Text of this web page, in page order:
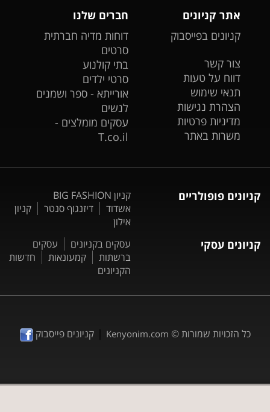
אתר קניונים
קניונים בפייסבוק
צור קשר
דווח על טעות
תנאי שימוש
הצהרת נגישות
מדיניות פרטיות
משרות באתר
חברים שלנו
דוחות מדיה חברתית
סרטים
בתי קולנוע
סרטי ילדים
אורייתא - ספר ושמנים
לנשים
עסקים מומלצים -
T.co.il
קניונים פופולריים
קניון BIG FASHION
אשדוד
דיזנגוף סנטר
קניון
אילון
קניונים עסקי עסקים בקניונים
עסקים
ברשתות
קמעונאות
חדשות
הקניונים
כל הזכויות שמורות © Kenyonim.com
|קניונים פייסבוק